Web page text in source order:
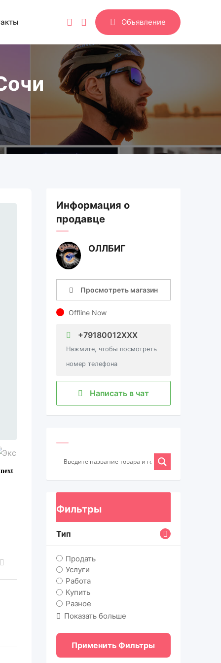
Объявление
Информация о
продавце
ОЛЛБИГ
Просмотреть магазин
Offline Now
+79180012XXX
Нажмите, чтобы посмотреть
номер телефона
Написать в чат
Фильтры
Тип
Продать
Услуги
Работа
Купить
Разное
Показать больше
Применить Фильтры